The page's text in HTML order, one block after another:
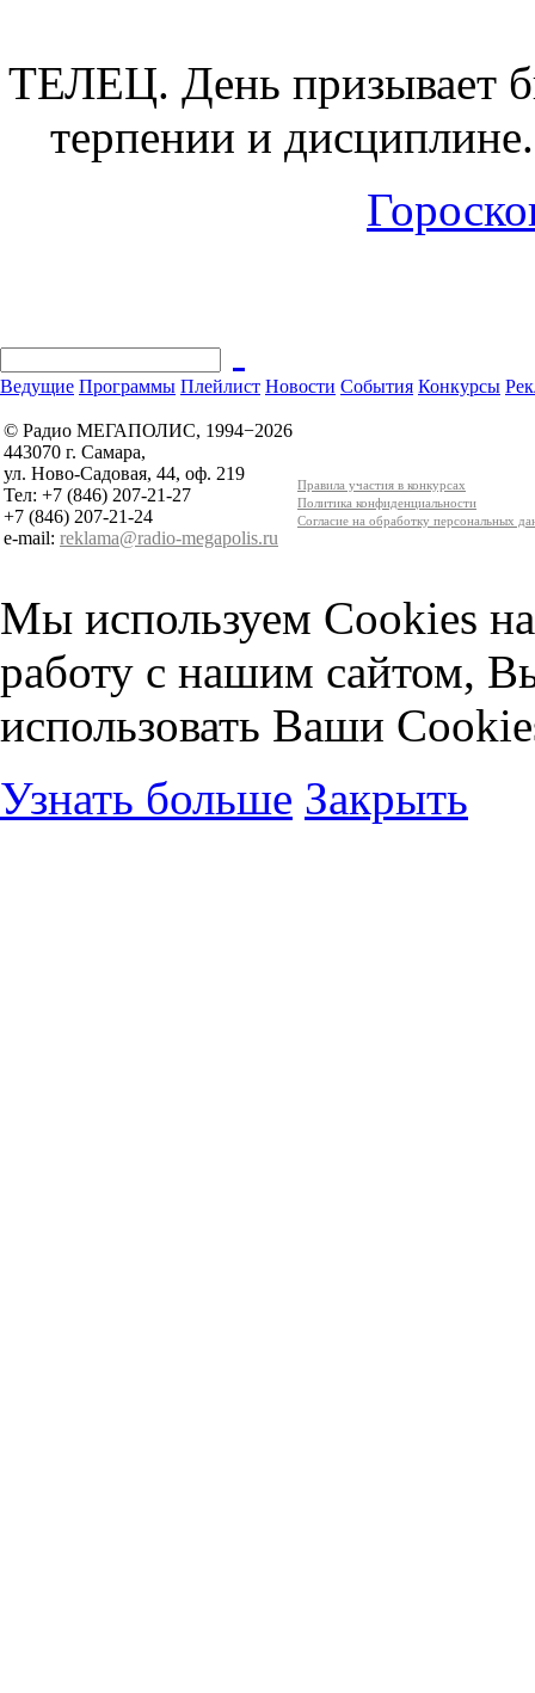
ТЕЛЕЦ. День призывает
терпении и
Ведущие Программы Плейлист Новости События Конкурсы
© Радио МЕГАПОЛИС, 1994−2026
443070 г. Самара,
ул. Ново-Садовая, 44, оф. 219
Тел: +7 (846) 207-21-27
+7 (846) 207-21-24
e-mail: reklama@radio-megapolis.ru
Правила участия в конкурсах
Политика конфиденциальности
Согласие на обработку персональных
Мы используем Cookies
работу с нашим сайтом,
использовать Ваши
Узнать больше Закрыть